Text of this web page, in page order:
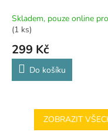
Skladem, pouze online
(1 ks)
299 Kč
Do košíku
ZOBRAZIT